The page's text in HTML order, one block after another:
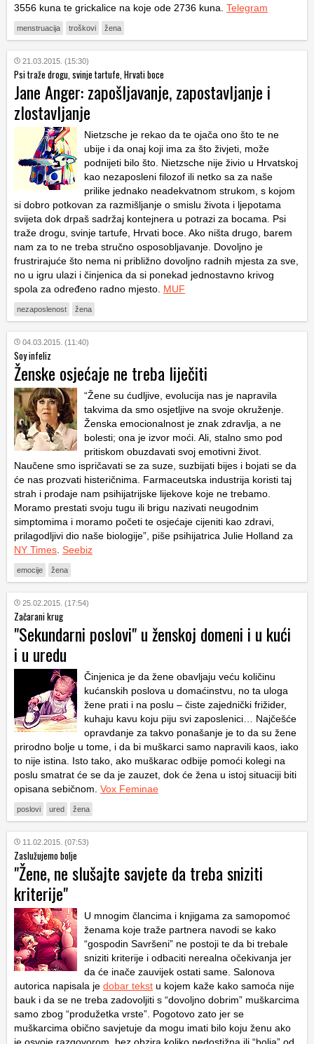
3556 kuna te grickalice na koje ode 2736 kuna. Telegram
menstruacija troškovi žena
21.03.2015. (15:30)
Psi traže drogu, svinje tartufe, Hrvati boce
Jane Anger: zapošljavanje, zapostavljanje i
zlostavljanje
Nietzsche je rekao da te ojača ono što te ne
ubije i da onaj koji ima za što živjeti, može
podnijeti bilo što. Nietzsche nije živio u Hrvatskoj
kao nezaposleni filozof ili netko sa za naše
prilike jednako neadekvatnom strukom, s kojom
si dobro potkovan za razmišljanje o smislu života i ljepotama
svijeta dok drpaš sadržaj kontejnera u potrazi za bocama. Psi
traže drogu, svinje tartufe, Hrvati boce. Ako ništa drugo, barem
nam za to ne treba stručno osposobljavanje. Dovoljno je
frustrirajuće što nema ni približno dovoljno radnih mjesta za sve,
no u igru ulazi i činjenica da si ponekad jednostavno krivog
spola za određeno radno mjesto. MUF
nezaposlenost žena
04.03.2015. (11:40)
Soy infeliz
Ženske osjećaje ne treba liječiti
“Žene su ćudljive, evolucija nas je napravila
takvima da smo osjetljive na svoje okruženje.
Ženska emocionalnost je znak zdravlja, a ne
bolesti; ona je izvor moći. Ali, stalno smo pod
pritiskom obuzdavati svoj emotivni život.
Naučene smo ispričavati se za suze, suzbijati bijes i bojati se da
će nas prozvati histeričnima. Farmaceutska industrija koristi taj
strah i prodaje nam psihijatrijske lijekove koje ne trebamo.
Moramo prestati svoju tugu ili brigu nazivati neugodnim
simptomima i moramo početi te osjećaje cijeniti kao zdravi,
prilagodljivi dio naše biologije”, piše psihijatrica Julie Holland za
NY Times Seebiz
emocije žena
25.02.2015. (17:54)
Začarani krug
"Sekundarni poslovi" u ženskoj domeni i u kući
i u uredu
Činjenica je da žene obavljaju veću količinu
kućanskih poslova u domaćinstvu, no ta uloga
žene prati i na poslu – čiste zajednički frižider,
kuhaju kavu koju piju svi zaposlenici… Najčešće
opravdanje za takvo ponašanje je to da su žene
prirodno bolje u tome, i da bi muškarci samo napravili kaos, iako
to nije istina. Isto tako, ako muškarac odbije pomoći kolegi na
poslu smatrat će se da je zauzet, dok će žena u istoj situaciji biti
opisana sebičnom. Vox Feminae
poslovi ured žena
11.02.2015. (07:53)
Zaslužujemo bolje
"Žene, ne slušajte savjete da treba sniziti
kriterije"
U mnogim člancima i knjigama za samopomoć
ženama koje traže partnera navodi se kako
“gospodin Savršeni” ne postoji te da bi trebale
sniziti kriterije i odbaciti nerealna očekivanja jer
da će inače zauvijek ostati same. Salonova
autorica napisala je dobar tekst u kojem kaže kako samoća nije
bauk i da se ne treba zadovoljiti s “dovoljno dobrim” muškarcima
samo zbog “produžetka vrste”. Pogotovo zato jer se
muškarcima obično savjetuje da mogu imati bilo koju ženu ako